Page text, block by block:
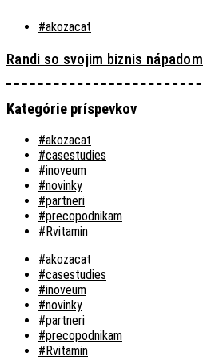
#akozacat
Randi so svojim biznis nápadom
Kategórie príspevkov
#akozacat
#casestudies
#inoveum
#novinky
#partneri
#precopodnikam
#Rvitamin
#akozacat
#casestudies
#inoveum
#novinky
#partneri
#precopodnikam
#Rvitamin